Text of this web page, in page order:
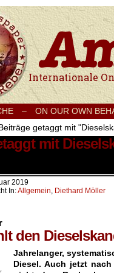
Internationale
– ON OUR OWN
getaggt mit
mit
2019
In:Allgemein, Diethard Möller
den
Jahrelanger,
Diesel. Auch jetzt